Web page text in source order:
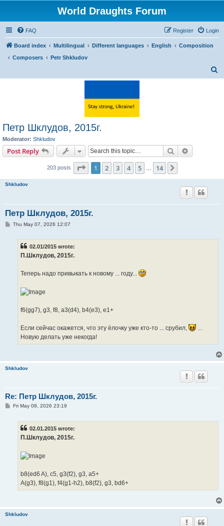
World Draughts Forum
FAQ Login
Register
Board index Multilingual Different languages English
Composition
Composers
Petr Shkludov
Петр Шклудов, 2015г.
Moderator: Shkludov
Post Reply Search
203 posts Page 1of 14
1 2 3 4 5 … 14
Shkludov
Петр Шклудов, 2015г.
PThu May 07, 2026 12:07
02.01/2015 wrote:
П.Шклудов, 2015г.
Теперь надо привыкать к новому ... году...
f6(gg7), g3, f8, a3(d4), b4(e3), e1+
Если сейчас окажется, что эту ёлочку уже кто-то ... срубил,
Новую делать уже некогда!
Shkludov
Re: Петр Шклудов, 2015г.
PFri May 08, 2026 23:19
02.01.2015 wrote:
П.Шклудов, 2015г.
b8(ed6 A), c5, g3(f2), g3, a5+
A(g3), f8(g1), f4(g1-h2), b8(f2), g3, bd6+
Shkludov